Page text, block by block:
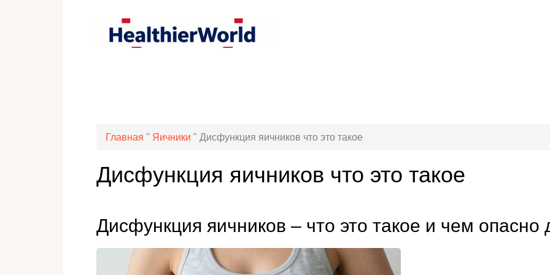
Главная " Яичники " Дисфункция яичников что это такое
Дисфункция яичников что это такое
Дисфункция яичников – что это такое и чем